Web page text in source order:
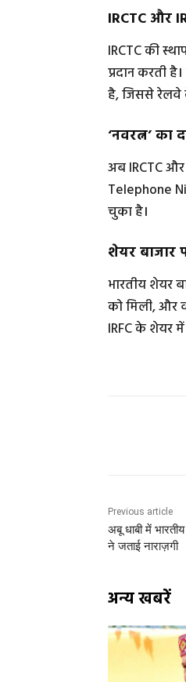
IRCTC और
IRCTC की
प्रदान करती
है, जिससे रेलवे
‘नवरत्न’ का
अब IRCTC
Telephone
चुका है।
शेयर बाजार
भारतीय शेयर
को मिली, और
IRFC के शेयर
Previous article
अबू धाबी में
ने जताई नाराज़गी
अन्य खबरें